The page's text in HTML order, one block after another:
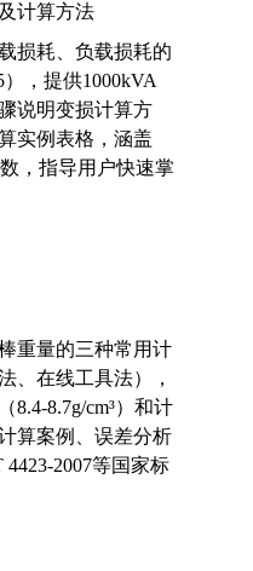
计算方法
损耗、负载损耗的
，提供1000kVA
说明变损计算方
实例表格，涵盖
，指导用户快速掌
重量的三种常用计
、在线工具法），
8.4-8.7g/cm³）和计
算案例、误差分析
2007等国家标